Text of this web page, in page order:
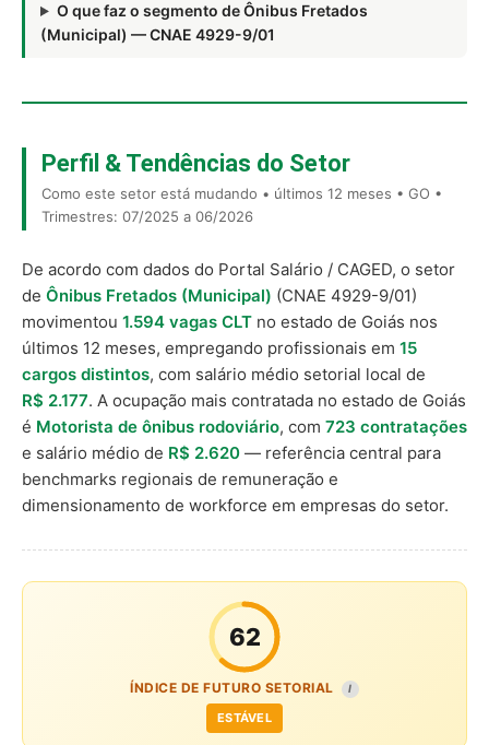
O que faz o segmento de Ônibus Fretados
(Municipal) — CNAE 4929-9/01
Perfil & Tendências do Setor
Como este setor está mudando • últimos 12 meses • GO •
Trimestres: 07/2025 a 06/2026
De acordo com dados do Portal Salário / CAGED, o setor
de Ônibus Fretados (Municipal) (CNAE 4929-9/01)
movimentou 1.594 vagas CLT no estado de Goiás nos
últimos 12 meses, empregando profissionais em 15
cargos distintos, com salário médio setorial local de
R$ 2.177. A ocupação mais contratada no estado de Goiás
é Motorista de ônibus rodoviário, com 723 contratações
e salário médio de R$ 2.620 — referência central para
benchmarks regionais de remuneração e
dimensionamento de workforce em empresas do setor.
62
ÍNDICE DE FUTURO SETORIAL I
ESTÁVEL